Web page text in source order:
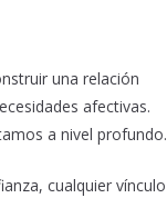
una relación
afectivas.
a nivel profundo.
cualquier vínculo